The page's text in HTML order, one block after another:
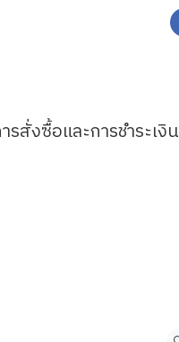
รสั่งซื้อและการชำระเงิน